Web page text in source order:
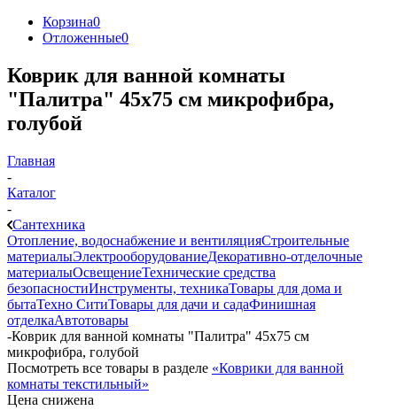
Корзина0
Отложенные0
Коврик для ванной комнаты
"Палитра" 45х75 см микрофибра,
голубой
Главная
-
Каталог
-
Сантехника
Отопление, водоснабжение и вентиляцияСтроительные
материалыЭлектрооборудованиеДекоративно-отделочные
материалыОсвещениеТехнические средства
безопасностиИнструменты, техникаТовары для дома и
бытаТехно СитиТовары для дачи и садаФинишная
отделкаАвтотовары
-Коврик для ванной комнаты "Палитра" 45х75 см
микрофибра, голубой
Посмотреть все товары в разделе «Коврики для ванной
комнаты текстильный»
Цена снижена